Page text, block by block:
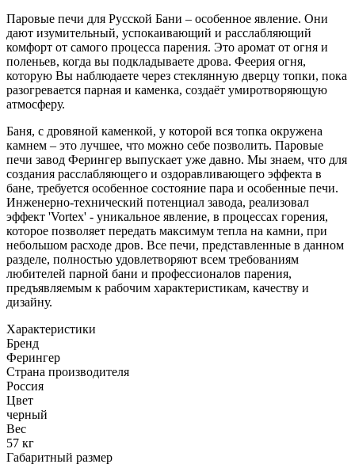
Паровые печи для Русской Бани – особенное явление. Они
дают изумительный, успокаивающий и расслабляющий
комфорт от самого процесса парения. Это аромат от огня и
поленьев, когда вы подкладываете дрова. Феерия огня,
которую Вы наблюдаете через стеклянную дверцу топки, пока
разогревается парная и каменка, создаёт умиротворяющую
атмосферу.
Баня, с дровяной каменкой, у которой вся топка окружена
камнем – это лучшее, что можно себе позволить. Паровые
печи завод Ферингер выпускает уже давно. Мы знаем, что для
создания расслабляющего и оздоравливающего эффекта в
бане, требуется особенное состояние пара и особенные печи.
Инженерно-технический потенциал завода, реализовал
эффект 'Vortex' - уникальное явление, в процессах горения,
которое позволяет передать максимум тепла на камни, при
небольшом расходе дров. Все печи, представленные в данном
разделе, полностью удовлетворяют всем требованиям
любителей парной бани и профессионалов парения,
предъявляемым к рабочим характеристикам, качеству и
дизайну.
Характеристики
Бренд
Ферингер
Страна производителя
Россия
Цвет
черный
Вес
57 кг
Габаритный размер